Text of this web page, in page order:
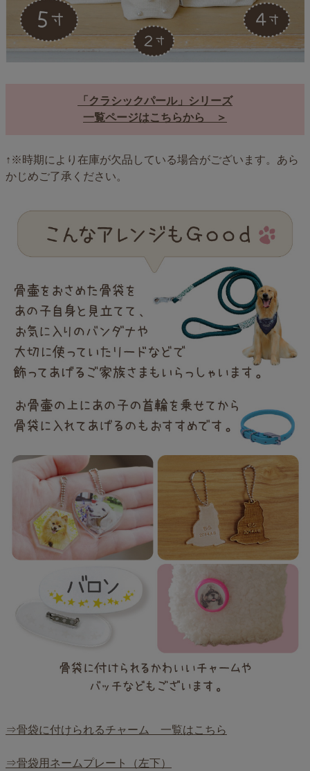
「クラシックパール」シリーズ
一覧ページはこちらから ＞
↑※時期により在庫が欠品している場合がございます。あら
かじめご了承ください。
⇒骨袋に付けられるチャーム 一覧はこちら
⇒骨袋用ネームプレート（左下）